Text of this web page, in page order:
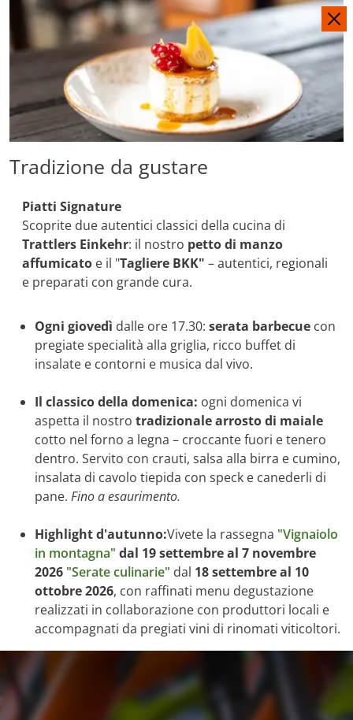
DE EN
Tradizione da gustare
Piatti Signature
Scoprite due autentici classici della cucina di
Trattlers Einkehr: il nostro petto di manzo
affumicato e il "Tagliere BKK" – autentici, regionali
e preparati con grande cura.
Ogni giovedì dalle ore 17.30: serata barbecue con
pregiate specialità alla griglia, ricco buffet di
insalate e contorni e musica dal vivo.
Il classico della domenica: ogni domenica vi
aspetta il nostro tradizionale arrosto di maiale
cotto nel forno a legna – croccante fuori e tenero
dentro. Servito con crauti, salsa alla birra e cumino,
insalata di cavolo tiepida con speck e canederli di
pane. Fino a esaurimento.
Highlight d'autunno:Vivete la rassegna "Vignaiolo
in montagna" dal 19 settembre al 7 novembre
2026 "Serate culinarie" dal 18 settembre al 10
ottobre 2026, con raffinati menu degustazione
realizzati in collaborazione con produttori locali e
accompagnati da pregiati vini di rinomati viticoltori.